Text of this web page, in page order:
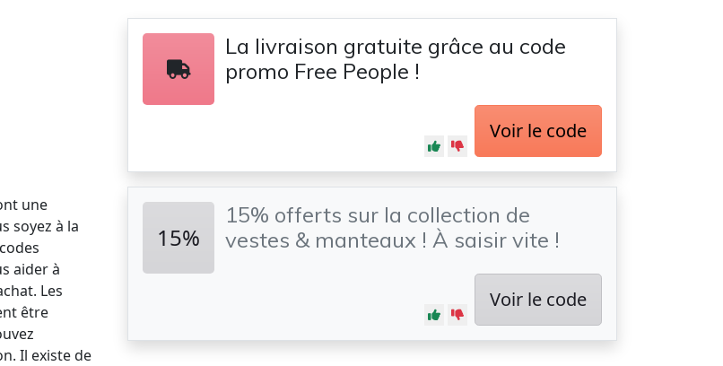
une
soyez à la
aider à
Les
être
Il existe de
La livraison gratuite grâce au code
promo Free People !
Voir le code
15%
15% offerts sur la collection de
vestes & manteaux ! À saisir vite !
Voir le code